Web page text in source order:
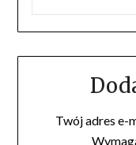
Twój adres e-